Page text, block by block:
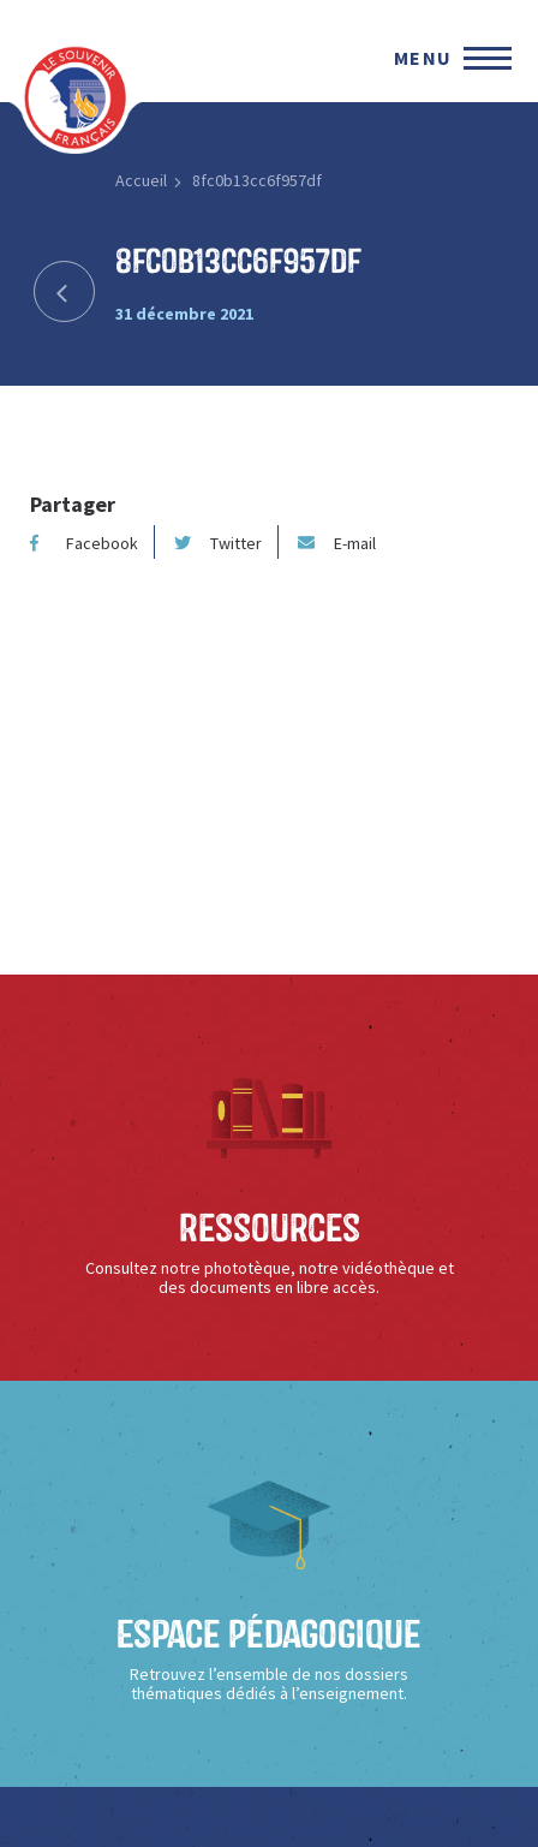
MENU
Accueil 8fc0b13cc6f957df
8fc0b13cc6f957df
31 décembre 2021
Partager
Facebook Twitter E-mail
Ressources
Consultez notre phototèque, notre vidéothèque et
des documents en libre accès.
Espace Pédagogique
Retrouvez l’ensemble de nos dossiers
thématiques dédiés à l’enseignement.